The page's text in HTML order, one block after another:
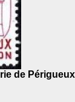
de Périgueux